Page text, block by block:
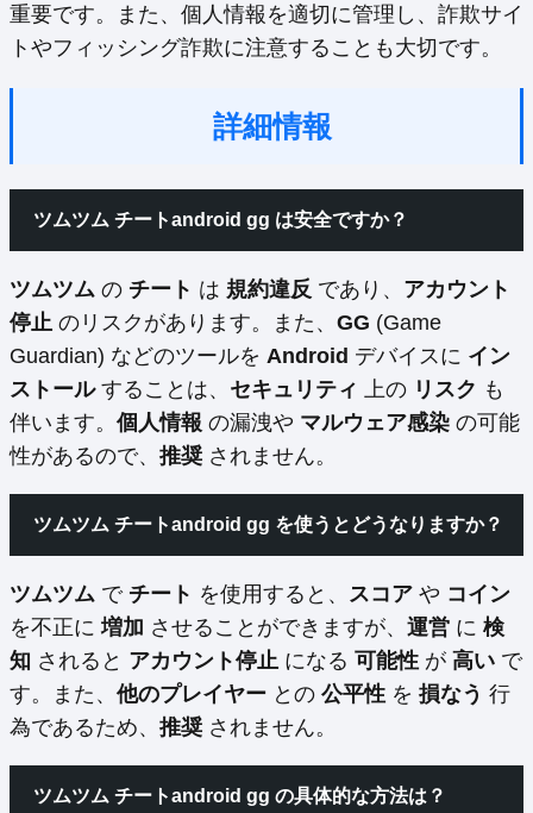
重要です。また、個人情報を適切に管理し、詐欺サイ
トやフィッシング詐欺に注意することも大切です。
詳細情報
ツムツム チートandroid gg は安全ですか？
ツムツム の チート は 規約違反 であり、 アカウント
停止 のリスクがあります。また、 GG (Game
Guardian) などのツールを Android デバイスに イン
ストールすることは、 セキュリティ 上の リスク も
伴います。 個人情報 の漏洩や マルウェア感染 の可能
性があるので、 推奨 されません。
ツムツム チートandroid gg を使うとどうなりますか？
ツムツム で チート を使用すると、 スコア や コイン
を不正に増加 させることができますが、 運営 に 検
知 されると アカウント停止 になる 可能性 が 高い で
す。また、 他のプレイヤー との 公平性 を 損なう 行
為であるため、 推奨 されません。
ツムツム チートandroid gg の具体的な方法は？